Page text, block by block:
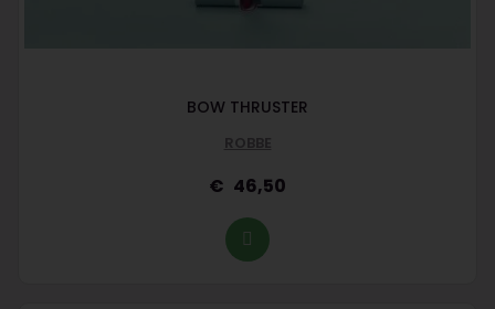
BOW THRUSTER
ROBBE
46,50